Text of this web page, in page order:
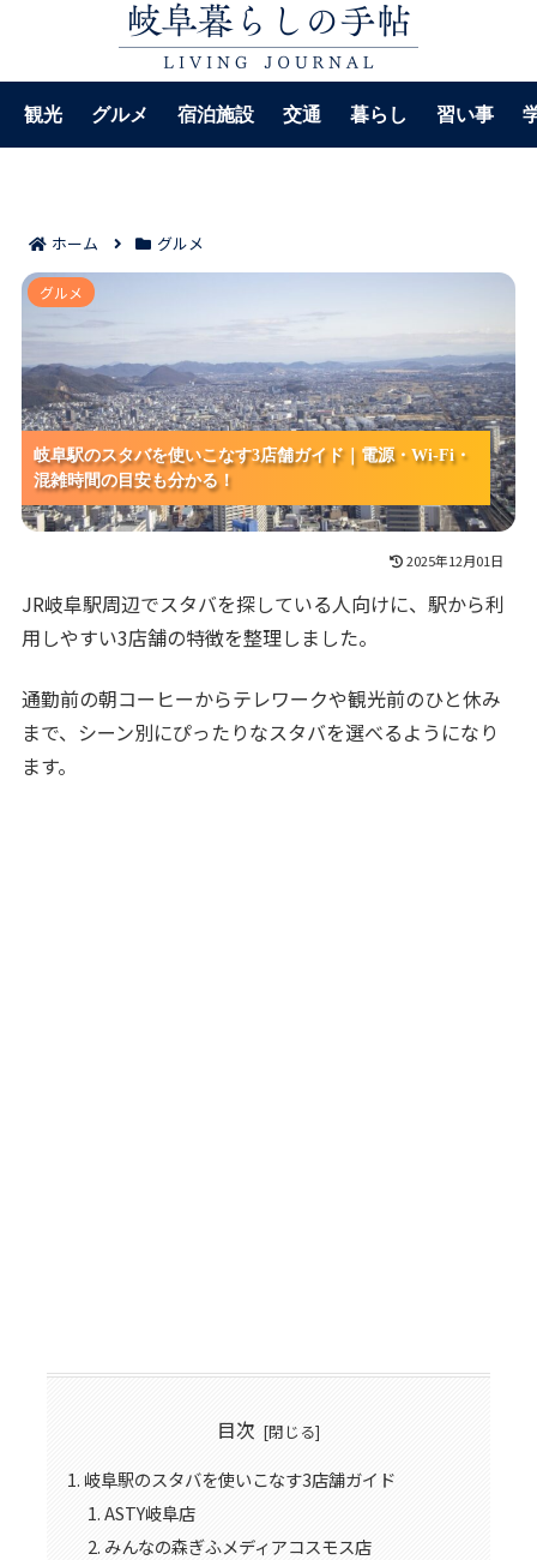
観光 グルメ 宿泊施設 交通 暮らし 習い事
ホーム グルメ
岐阜駅のスタバを使いこなす3店舗ガイド｜電源・Wi-
岐阜駅のスタバを使いこなす3店舗ガイド｜電源・Wi-Fi・
混雑時間の目安も分かる！
岐阜駅のスタバを使いこなす3店舗ガイド｜電源・Wi-Fi・
混雑時間の目安も分かる！
岐阜駅のスタバを使いこなす3店舗ガイド｜電源・Wi-Fi・
混雑時間の目安も分かる！
グルメ
2025年12月01日
JR岐阜駅周辺でスタバを探している人向けに、駅から利
用しやすい3店舗の特徴を整理しました。
通勤前の朝コーヒーからテレワークや観光前のひと休み
まで、シーン別にぴったりなスタバを選べるようになり
ます。
目次
岐阜駅のスタバを使いこなす3店舗ガイド
ASTY岐阜店
みんなの森ぎふメディアコスモス店